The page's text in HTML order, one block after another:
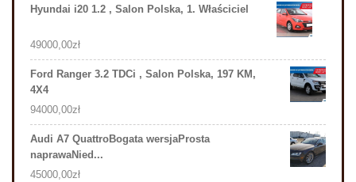
Hyundai i20 1.2 , Salon Polska, 1. Właściciel
49000,00zł
Ford Ranger 3.2 TDCi , Salon Polska, 197 KM,
4X4
94000,00zł
Audi A7 QuattroBogata wersjaProsta
naprawaNied...
45000,00zł